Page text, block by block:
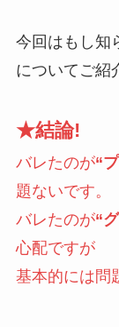
今回はもし知
についてご紹
★結論!
バレたのが“
題ないです。
バレたのが“
心配ですが
基本的には問